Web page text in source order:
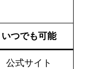
いつでも可能
公式サイト